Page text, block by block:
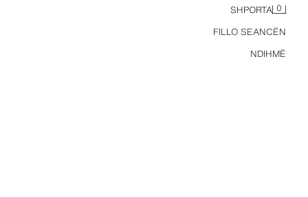
SHPORTA 0
FILLO SEANCËN
NDIHMË